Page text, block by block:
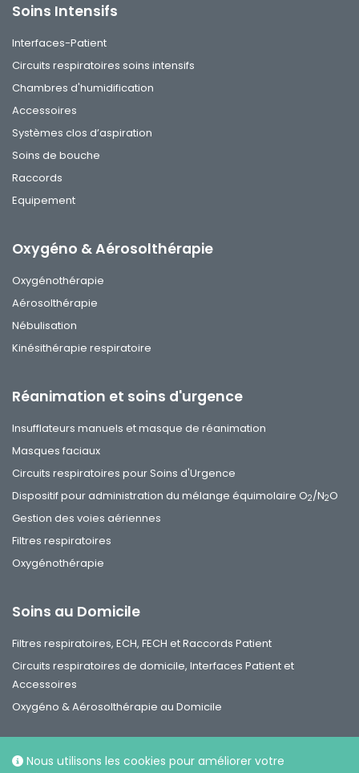
Nous utilisons les cookies pour améliorer votre
Soins Intensifs
Interfaces-Patient
Circuits respiratoires soins intensifs
Chambres d'humidification
Accessoires
Systèmes clos d’aspiration
Soins de bouche
Raccords
Equipement
Oxygéno & Aérosolthérapie
Oxygénothérapie
Aérosolthérapie
Nébulisation
Kinésithérapie respiratoire
Réanimation et soins d'urgence
Insufflateurs manuels et masque de réanimation
Masques faciaux
Circuits respiratoires pour Soins d'Urgence
Dispositif pour administration du mélange équimolaire O2/N2O
Gestion des voies aériennes
Filtres respiratoires
Oxygénothérapie
Soins au Domicile
Filtres respiratoires, ECH, FECH et Raccords Patient
Circuits respiratoires de domicile, Interfaces Patient et
Accessoires
Oxygéno & Aérosolthérapie au Domicile